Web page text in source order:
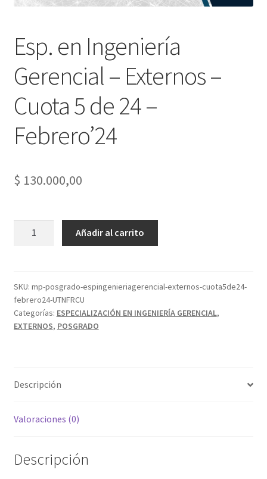
Esp. en Ingeniería
Gerencial – Externos –
Cuota 5 de 24 –
Febrero’24
$ 130.000,00
-
Externos
-
Cuota
-
cantidad
Añadir al carrito
SKU: mp-posgrado-espingenieriagerencial-externos-cuota5de24-
febrero24-UTNFRCU
Categorías: ESPECIALIZACIÓN EN INGENIERÍA GERENCIAL,
EXTERNOS, POSGRADO
Descripción
Valoraciones (0)
Descripción